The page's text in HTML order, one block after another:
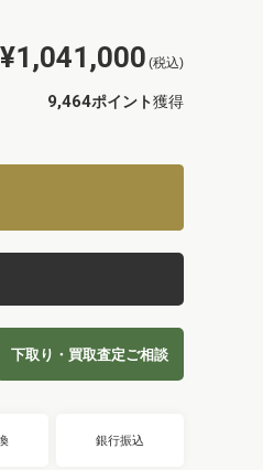
¥1,041,000 (税込)
9,464ポイント獲得
下取り・買取査定ご相談
銀行振込